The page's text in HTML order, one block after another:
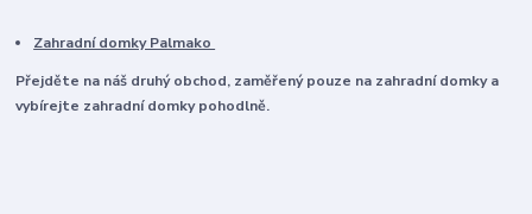
Zahradní domky Palmako
Přejděte na náš druhý obchod, zaměřený pouze na zahradní domky a
vybírejte zahradní domky pohodlně.